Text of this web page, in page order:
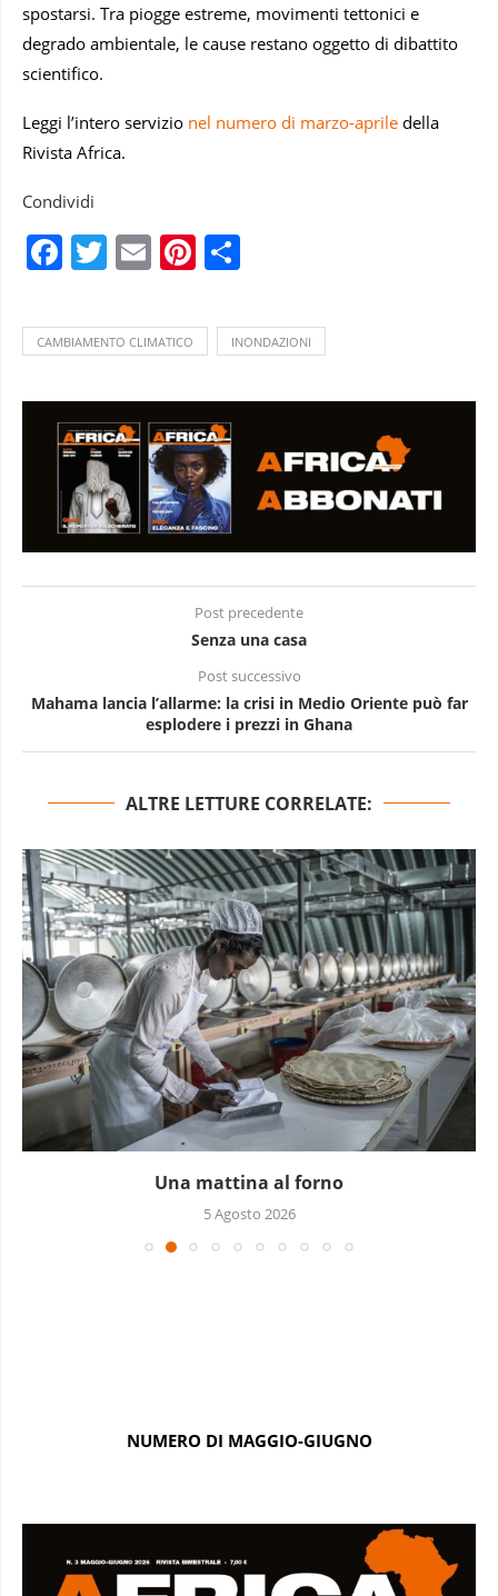
spostarsi. Tra piogge estreme, movimenti tettonici e
degrado ambientale, le cause restano oggetto di dibattito
scientifico.
Leggi l’intero servizio nel numero di marzo-aprile della
Rivista Africa.
Condividi
Facebook
Twitter
EmailPinterest
CAMBIAMENTO CLIMATICO INONDAZIONI
Post precedente
Senza una casa
Post successivo
Mahama lancia l’allarme: la crisi in Medio Oriente può far
esplodere i prezzi in Ghana
ALTRE LETTURE CORRELATE:
Piccoli grandi sequestri
4 Agosto 2026
NUMERO DI MAGGIO-GIUGNO